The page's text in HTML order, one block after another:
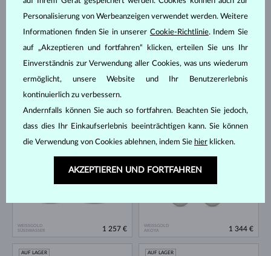
WEISSGOLD
WEISSGOLD
SÜSSWASSER
AUF LAGER
1 257 €
WEISSGOLD
AKOYA
AUF LAGER
1 344 €
AUF LAGER
AUF LAGER
Personalisierung von Werbeanzeigen verwendet werden. Weitere
Informationen finden Sie in unserer Cookie-Richtlinie. Indem Sie
auf „Akzeptieren und fortfahren“ klicken, erteilen Sie uns Ihr
Einverständnis zur Verwendung aller Cookies, was uns wiederum
ermöglicht, unsere Website und Ihr Benutzererlebnis
kontinuierlich zu verbessern.
Andernfalls können Sie auch so fortfahren. Beachten Sie jedoch,
dass dies Ihr Einkaufserlebnis beeinträchtigen kann. Sie können
die Verwendung von Cookies ablehnen, indem Sie hier klicken.
AKZEPTIEREN UND FORTFAHREN